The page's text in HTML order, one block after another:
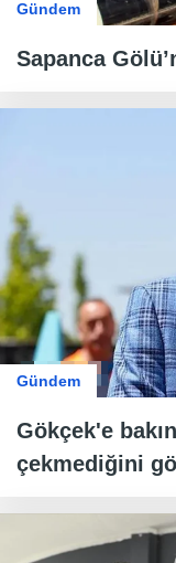
Gündem
Sapanca
Gündem
Gökçek'e
çekmediğini